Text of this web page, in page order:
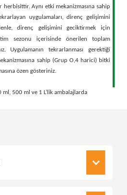
herbisittir. Aynı etki mekanizmasına sahip
uygulamaları, direnç gelişimini
direnç gelişimini geciktirmek için
sezonu içerisinde önerilen toplam
Uygulamanın tekrarlanması gerektiği
sahip (Grup O,4 harici) bitki
özen gösteriniz.
ml, 500 ml ve 1 L’lik ambalajlarda